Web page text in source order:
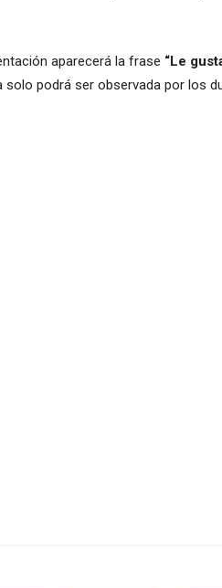
aparecerá la frase “Le
podrá ser observada por los